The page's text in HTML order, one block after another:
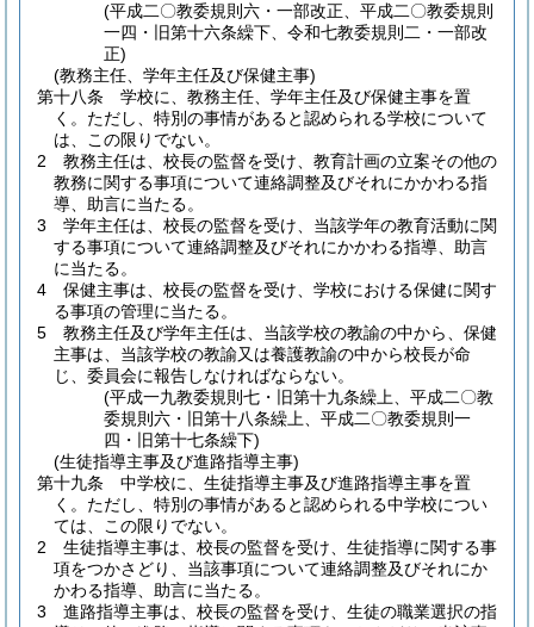
(平成二〇教委規則六・一部改正、平成二〇教委規則
一四・旧第十六条繰下、令和七教委規則二・一部改
正)
(教務主任、学年主任及び保健主事)
第十八条
学校に、教務主任、学年主任及び保健主事を置
く。 ただし、特別の事情があると認められる学校について
は、この限りでない。
2
教務主任は、校長の監督を受け、教育計画の立案その他の
教務に関する事項について連絡調整及びそれにかかわる指
導、助言に当たる。
3
学年主任は、校長の監督を受け、当該学年の教育活動に関
する事項について連絡調整及びそれにかかわる指導、助言
に当たる。
4
保健主事は、校長の監督を受け、学校における保健に関す
る事項の管理に当たる。
5
教務主任及び学年主任は、当該学校の教諭の中から、保健
主事は、当該学校の教諭又は養護教諭の中から校長が命
じ、委員会に報告しなければならない。
(平成一九教委規則七・旧第十九条繰上、平成二〇教
委規則六・旧第十八条繰上、平成二〇教委規則一
四・旧第十七条繰下)
(生徒指導主事及び進路指導主事)
第十九条
中学校に、生徒指導主事及び進路指導主事を置
く。 ただし、特別の事情があると認められる中学校につい
ては、この限りでない。
2
生徒指導主事は、校長の監督を受け、生徒指導に関する事
項をつかさどり、当該事項について連絡調整及びそれにか
かわる指導、助言に当たる。
3
進路指導主事は、校長の監督を受け、生徒の職業選択の指